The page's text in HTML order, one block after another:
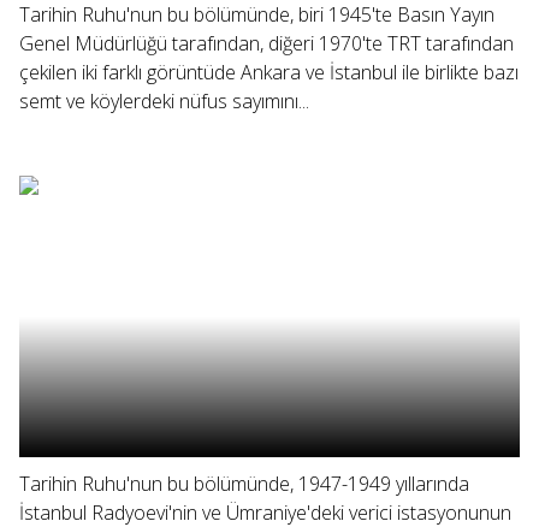
Tarihin Ruhu'nun bu bölümünde, biri 1945'te Basın Yayın
Genel Müdürlüğü tarafından, diğeri 1970'te TRT tarafından
çekilen iki farklı görüntüde Ankara ve İstanbul ile birlikte bazı
semt ve köylerdeki nüfus sayımını...
Tarihin Ruhu'nun bu bölümünde, 1947-1949 yıllarında
İstanbul Radyoevi'nin ve Ümraniye'deki verici istasyonunun